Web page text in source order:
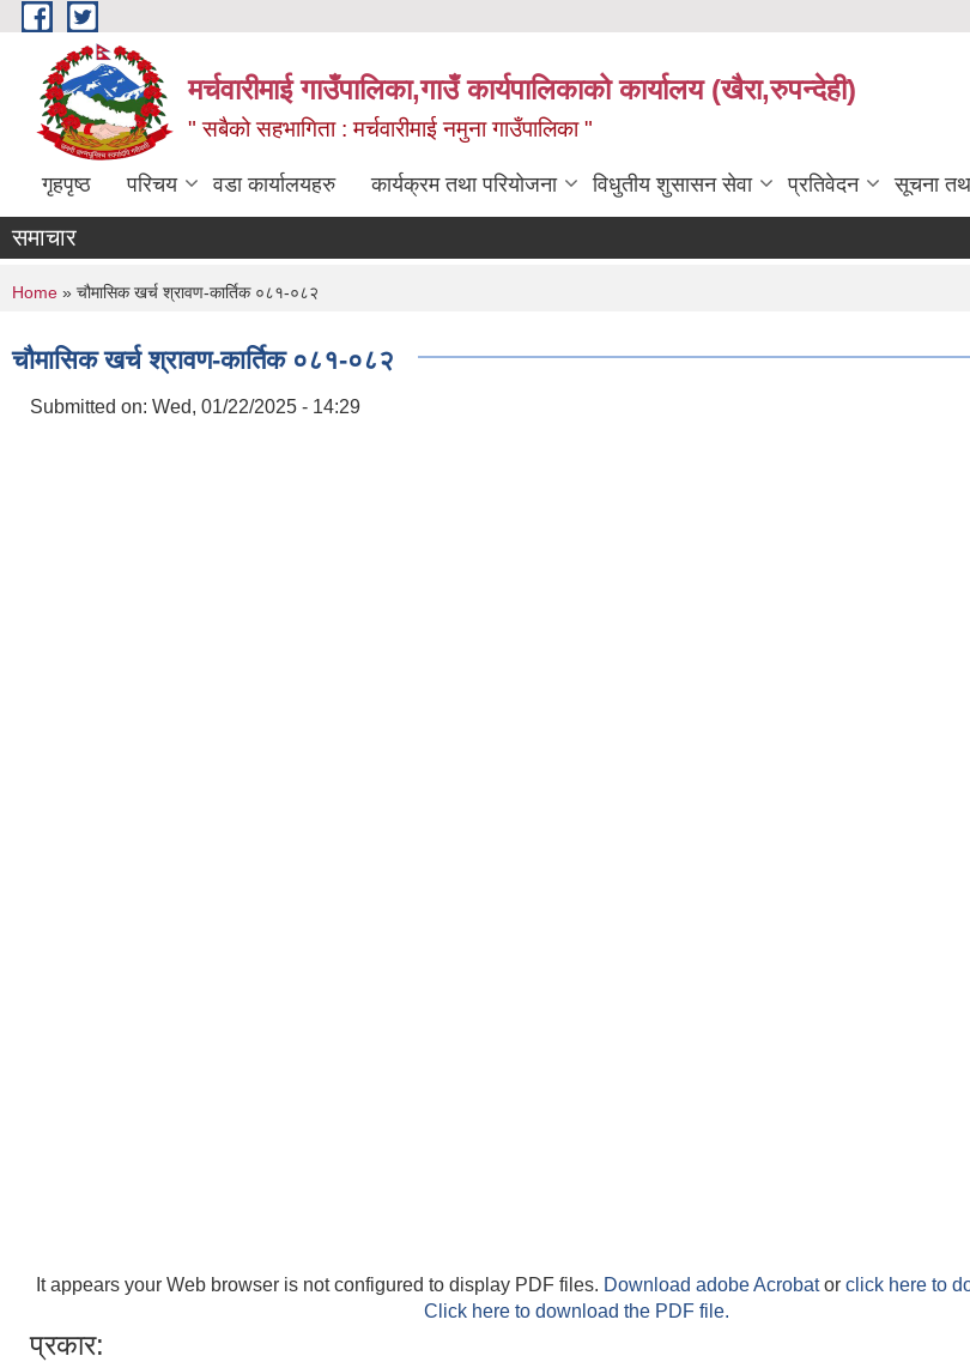
Skip to main content
मर्चवारीमाई गाउँपालिका,गाउँ कार्यपालिकाको कार्यालय (खैरा,रुपन्देही)
" सबैको सहभागिता : मर्चवारीमाई नमुना गाउँपालिका "
गृहपृष्ठ परिचय वडा कार्यालयहरु कार्यक्रम तथा परियोजना विधुतीय शुसासन सेवा प्रतिवेदन सूचना
समाचार
You are here
Home » चौमासिक खर्च श्रावण-कार्तिक ०८१-०८२
चौमासिक खर्च श्रावण-कार्तिक ०८१-०८२
Submitted on: Wed, 01/22/2025 - 14:29
It appears your Web browser is not configured to display PDF files. Download adobe Acrobator click here to
Click here to download the PDF file.
प्रकार: